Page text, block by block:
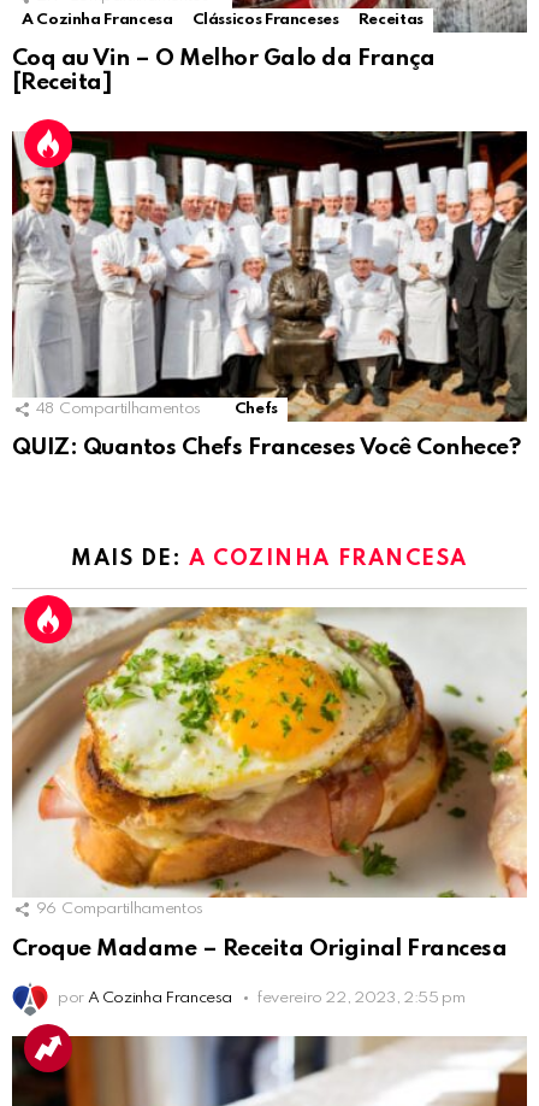
A Cozinha Francesa
Clássicos Franceses Receitas
Coq au Vin – O Melhor Galo da França
[Receita]
48 Compartilhamentos Chefs
QUIZ: Quantos Chefs Franceses Você Conhece?
MAIS DE:A COZINHA FRANCESA
96 Compartilhamentos
Croque Madame – Receita Original Francesa
por A Cozinha Francesa fevereiro 22, 2023, 2:55 pm